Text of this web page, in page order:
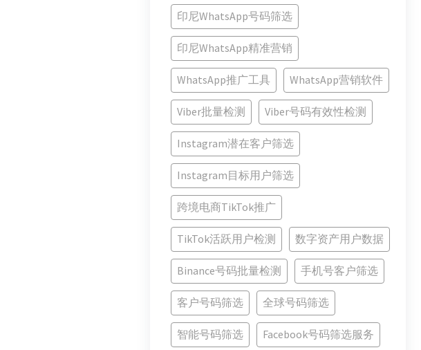
印尼WhatsApp号码筛选
印尼WhatsApp精准营销
WhatsApp推广工具 WhatsApp营销软件
Viber批量检测 Viber号码有效性检测
Instagram潜在客户筛选
Instagram目标用户筛选
跨境电商TikTok推广
TikTok活跃用户检测 数字资产用户数据
Binance号码批量检测 手机号客户筛选
客户号码筛选 全球号码筛选
智能号码筛选 Facebook号码筛选服务